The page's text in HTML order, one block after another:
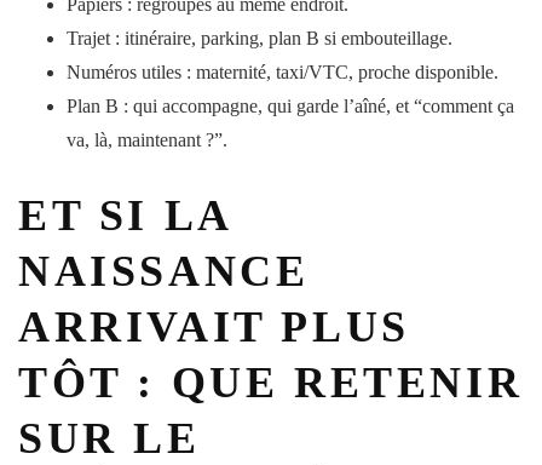
Papiers : regroupés au même endroit.
Trajet : itinéraire, parking, plan B si embouteillage.
Numéros utiles : maternité, taxi/VTC, proche disponible.
Plan B : qui accompagne, qui garde l’aîné, et “comment ça
va, là, maintenant ?”.
ET SI LA
NAISSANCE
ARRIVAIT PLUS
TÔT : QUE RETENIR
SUR LE